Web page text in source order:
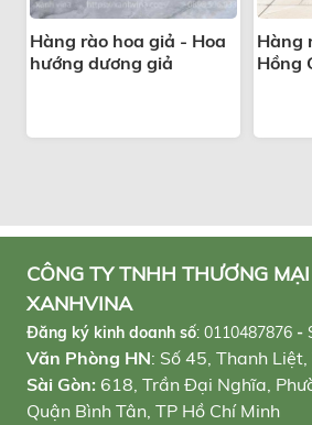
Hàng rào hoa giả - Hoa
hướng dương giả
Hàng
Hồng
CÔNG TY TNHH THƯƠNG
XANHVINA
Đăng ký kinh doanh số: 0110487876 -
Văn Phòng HN: Số 45, Thanh
Sài Gòn: 618, Trần Đại Nghĩa,
Quận Bình Tân, TP Hồ Chí Minh